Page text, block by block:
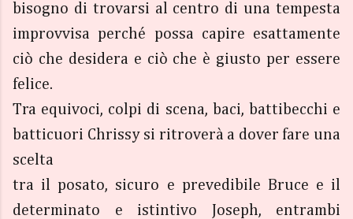
bisogno di trovarsi al centro di una tempesta
improvvisa perché possa capire esattamente
ciò che desidera e ciò che è giusto per essere
felice.
Tra equivoci, colpi di scena, baci, battibecchi e
batticuori Chrissy si ritroverà a dover fare una
scelta
tra il posato, sicuro e prevedibile Bruce e il
determinato e istintivo Joseph, entrambi